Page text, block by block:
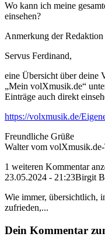
Wo kann ich meine
einsehen?
Anmerkung der
Servus Ferdinand,
eine Übersicht über deine
„Mein volXmusik.de“
Einträge auch direkt
https://volxmusik.de/
Freundliche Grüße
Walter vom
1 weiteren Kommentar
23.05.2024 - 21:23Birgit
Wie immer, übersichtlich,
zufrieden,...
Dein Kommentar